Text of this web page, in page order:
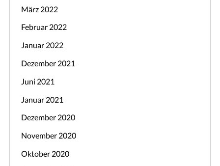
März 2022
Februar 2022
Januar 2022
Dezember 2021
Juni 2021
Januar 2021
Dezember 2020
November 2020
Oktober 2020